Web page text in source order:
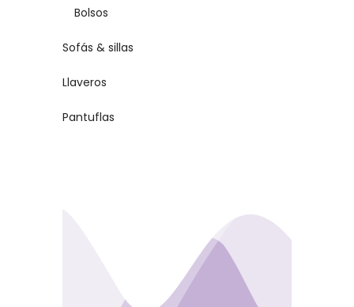
Bolsos
Sofás & sillas
Llaveros
Pantuflas